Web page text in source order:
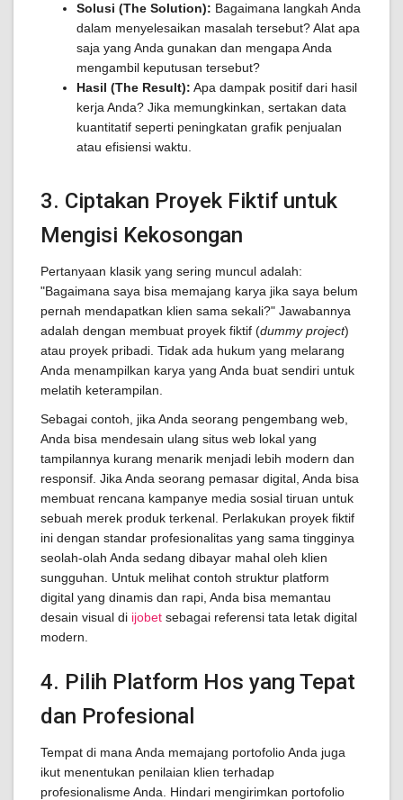
Solusi (The Solution): Bagaimana langkah Anda
dalam menyelesaikan masalah tersebut? Alat apa
saja yang Anda gunakan dan mengapa Anda
mengambil keputusan tersebut?
Hasil (The Result): Apa dampak positif dari hasil
kerja Anda? Jika memungkinkan, sertakan data
kuantitatif seperti peningkatan grafik penjualan
atau efisiensi waktu.
3. Ciptakan Proyek Fiktif untuk
Mengisi Kekosongan
Pertanyaan klasik yang sering muncul adalah:
"Bagaimana saya bisa memajang karya jika saya belum
pernah mendapatkan klien sama sekali?" Jawabannya
adalah dengan membuat proyek fiktif (dummy project)
atau proyek pribadi. Tidak ada hukum yang melarang
Anda menampilkan karya yang Anda buat sendiri untuk
melatih keterampilan.
Sebagai contoh, jika Anda seorang pengembang web,
Anda bisa mendesain ulang situs web lokal yang
tampilannya kurang menarik menjadi lebih modern dan
responsif. Jika Anda seorang pemasar digital, Anda bisa
membuat rencana kampanye media sosial tiruan untuk
sebuah merek produk terkenal. Perlakukan proyek fiktif
ini dengan standar profesionalitas yang sama tingginya
seolah-olah Anda sedang dibayar mahal oleh klien
sungguhan. Untuk melihat contoh struktur platform
digital yang dinamis dan rapi, Anda bisa memantau
desain visual di ijobet sebagai referensi tata letak digital
modern.
4. Pilih Platform Hos yang Tepat
dan Profesional
Tempat di mana Anda memajang portofolio Anda juga
ikut menentukan penilaian klien terhadap
profesionalisme Anda. Hindari mengirimkan portofolio